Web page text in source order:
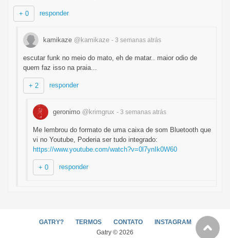
+ 0 responder
kamikaze @kamikaze - 3 semanas atrás
escutar funk no meio do mato, eh de matar.. maior odio de
quem faz isso na praia...
+ 2 responder
geronimo @krimgrux - 3 semanas atrás
Me lembrou do formato de uma caixa de som Bluetooth que
vi no Youtube, Poderia ser tudo integrado:
https://www.youtube.com/watch?v=0l7ynIk0W60
+ 0 responder
GATRY? TERMOS CONTATO
INSTAGRAM
Gatry © 2026